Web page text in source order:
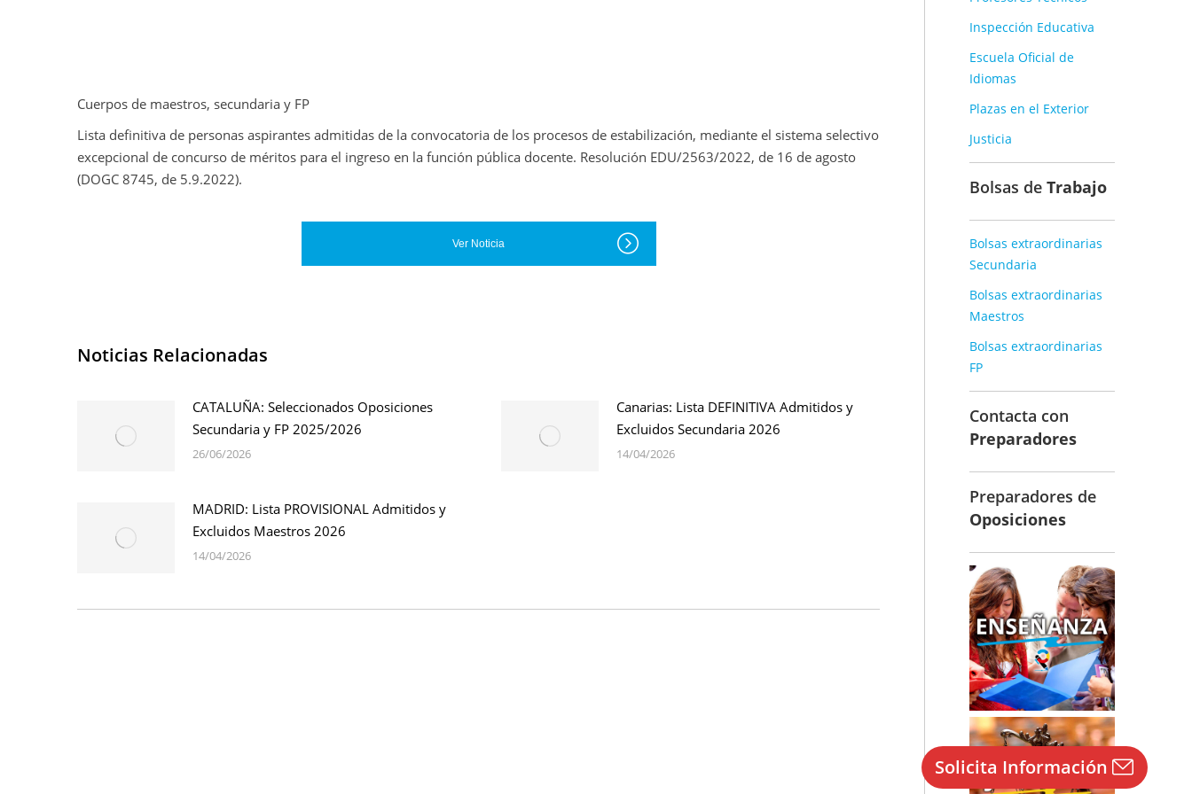
Solicita Información
Cuerpos de maestros, secundaria y FP
Lista definitiva de personas aspirantes admitidas de la convocatoria de los procesos de estabilización, mediante el sistema selectivo
excepcional de concurso de méritos para el ingreso en la función pública docente. Resolución EDU/2563/2022, de 16 de agosto
(DOGC 8745, de 5.9.2022).
Ver Noticia
Noticias Relacionadas
CATALUÑA: Seleccionados Oposiciones
Secundaria y FP 2025/2026
26/06/2026
Canarias: Lista DEFINITIVA Admitidos y
Excluidos Secundaria 2026
14/04/2026
MADRID: Lista PROVISIONAL Admitidos y
Excluidos Maestros 2026
14/04/2026
Inspección Educativa
Escuela Oficial de
Idiomas
Plazas en el Exterior
Justicia
Bolsas de Trabajo
Bolsas extraordinarias
Secundaria
Bolsas extraordinarias
Maestros
Bolsas extraordinarias
FP
Contacta con
Preparadores
Preparadores de
Oposiciones